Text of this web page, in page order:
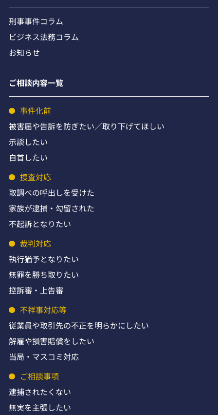
刑事事件コラム
ビジネス法務コラム
お知らせ
ご相談内容一覧
事件化前
被害届や告訴を防ぎたい／取り下げてほしい
示談したい
自首したい
捜査対応
取調べの呼出しを受けた
家族が逮捕・勾留された
不起訴となりたい
裁判対応
執行猶予となりたい
無罪を勝ち取りたい
控訴審・上告審
不祥事対応等
従業員や取引先の不正を明らかにしたい
解雇や損害賠償をしたい
当局・マスコミ対応
ご相談事項
逮捕されたくない
無実を主張したい